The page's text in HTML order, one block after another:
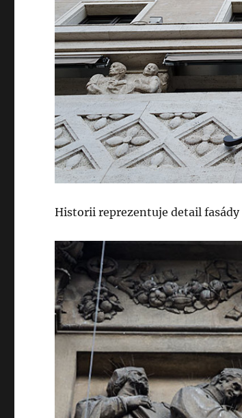
Historii reprezentuje detail